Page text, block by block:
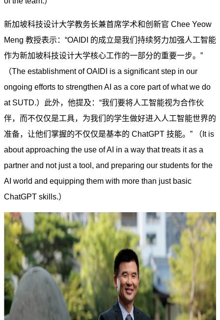
新加坡科技设计大学教务长兼首席学术和创新官 Chee Yeow
Meng 教授表示：“OAIDI 的成立是我们持续努力加强人工智能
作为新加坡科技设计大学核心工作的一部分的重要一步。”
（The establishment of OAIDI is a significant step in our
ongoing efforts to strengthen AI as a core part of what we do
at SUTD.）此外，他提及：“我们要将人工智能视为合作伙
伴，而不仅仅是工具，为我们的学生做好进入人工智能世界的
准备，让他们掌握的不仅仅是基本的 ChatGPT 技能。” （ It is
about approaching the use of AI in a way that treats it as a
partner and not just a tool, and preparing our students for the
AI world and equipping them with more than just basic
ChatGPT skills.）